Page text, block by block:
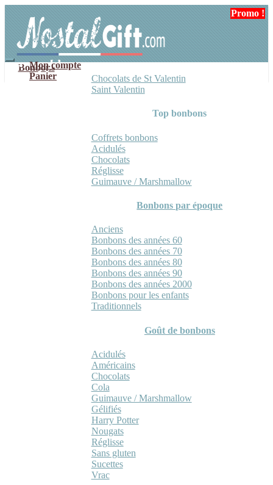
navigation
contenu
Mon compte
Panier
Bonbons
Chocolats de St Valentin
Saint Valentin
Top bonbons
Coffrets bonbons
Acidulés
Chocolats
Réglisse
Guimauve / Marshmallow
Bonbons par époque
Anciens
Bonbons des années 60
Bonbons des années 70
Bonbons des années 80
Bonbons des années 90
Bonbons des années 2000
Bonbons pour les enfants
Traditionnels
Goût de bonbons
Acidulés
Américains
Chocolats
Cola
Guimauve / Marshmallow
Gélifiés
Harry Potter
Nougats
Réglisse
Sans gluten
Sucettes
Vrac
Promo !